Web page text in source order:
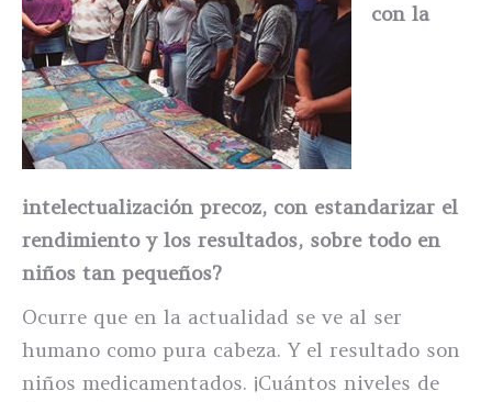
con la
intelectualización precoz, con estandarizar el
rendimiento y los resultados, sobre todo en
niños tan pequeños?
Ocurre que en la actualidad se ve al ser
humano como pura cabeza. Y el resultado son
niños medicamentados. ¡Cuántos niveles de